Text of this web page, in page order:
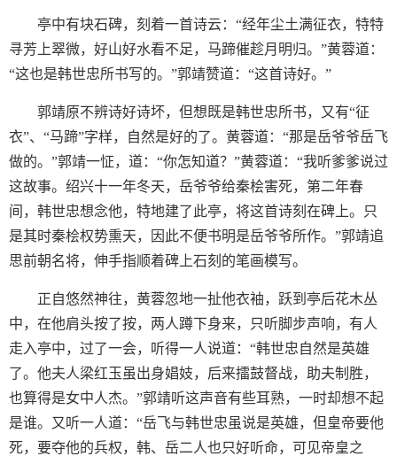
亭中有块石碑，刻着一首诗云：“经年尘土满征衣，特特
寻芳上翠微，好山好水看不足，马蹄催趁月明归。”黄蓉道：
“这也是韩世忠所书写的。”郭靖赞道：“这首诗好。”
郭靖原不辨诗好诗坏，但想既是韩世忠所书，又有“征
衣”、“马蹄”字样，自然是好的了。黄蓉道：“那是岳爷爷岳飞
做的。”郭靖一怔，道：“你怎知道？”黄蓉道：“我听爹爹说过
这故事。绍兴十一年冬天，岳爷爷给秦桧害死，第二年春
间，韩世忠想念他，特地建了此亭，将这首诗刻在碑上。只
是其时秦桧权势熏天，因此不便书明是岳爷爷所作。”郭靖追
思前朝名将，伸手指顺着碑上石刻的笔画模写。
正自悠然神往，黄蓉忽地一扯他衣袖，跃到亭后花木丛
中，在他肩头按了按，两人蹲下身来，只听脚步声响，有人
走入亭中，过了一会，听得一人说道：“韩世忠自然是英雄
了。他夫人梁红玉虽出身娼妓，后来擂鼓督战，助夫制胜，
也算得是女中人杰。”郭靖听这声音有些耳熟，一时却想不起
是谁。又听一人道：“岳飞与韩世忠虽说是英雄，但皇帝要他
死，要夺他的兵权，韩、岳二人也只好听命，可见帝皇之